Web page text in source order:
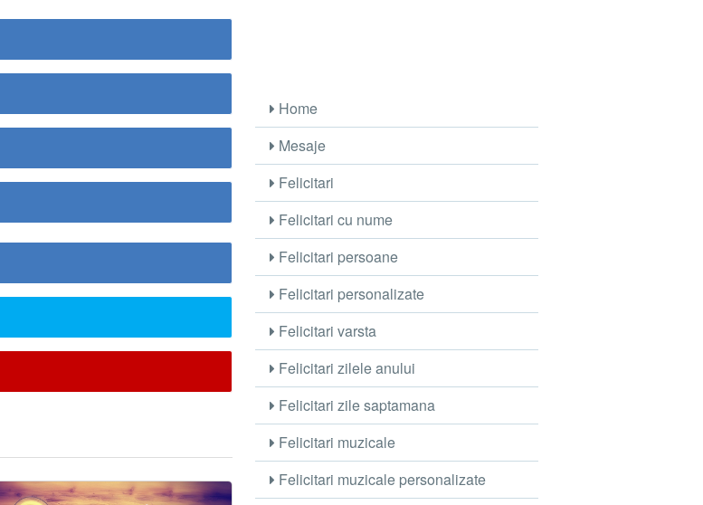
Home
Mesaje
Felicitari
Felicitari cu nume
Felicitari persoane
Felicitari personalizate
Felicitari varsta
Felicitari zilele anului
Felicitari zile saptamana
Felicitari muzicale
Felicitari muzicale personalizate